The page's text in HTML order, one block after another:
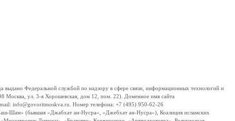
Федеральной службой по надзору в сфере связи, информационных технологий и
Москва, ул. 3-я Хорошевская, дом 12, пом. 22). Доменное имя сайта
info@govoritmoskva.ru. Номер телефона: +7 (495) 950-62-26
Шам» (бывшая «Джабхат ан-Нусра», «Джебхат ан-Нусра»), Коалиция исламских